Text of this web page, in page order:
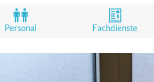
Personal Fachdienste